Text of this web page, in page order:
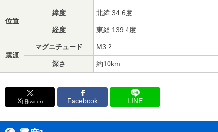
位置
緯度 北緯 34.6度
経度 東経 139.4度
震源
マグニチュード M3.2
深さ 約10km
X(旧twitter) Facebook LINE